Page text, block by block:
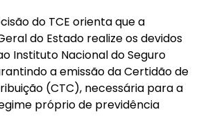
do TCE orienta que a
do Estado realize os devidos
Instituto Nacional do Seguro
a emissão da Certidão de
(CTC), necessária para a
próprio de previdência